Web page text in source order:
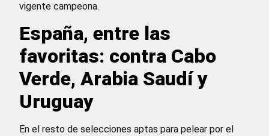
vigente campeona.
España, entre las
favoritas: contra Cabo
Verde, Arabia Saudí y
Uruguay
En el resto de selecciones aptas para pelear por el